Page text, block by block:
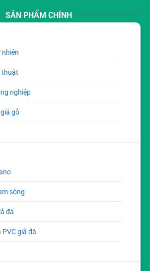
SẢN PHẨM CHÍNH
nhiên
thuật
nghiệp
gỗ
sóng
đá
giả đá